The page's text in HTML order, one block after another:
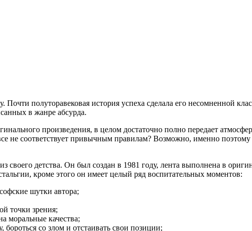
полуторавековая история успеха сделала его несомненной
в жанре абсурда.
произведения, в целом достаточно полно передает
не соответствует привычным правилам? Возможно, именно
детства. Он был создан в 1981 году, лента выполнена в
кроме этого он имеет целый ряд воспитательных моментов:
шутки автора;
точки зрения;
моральные качества;
бороться со злом и отстаивать свои позиции;